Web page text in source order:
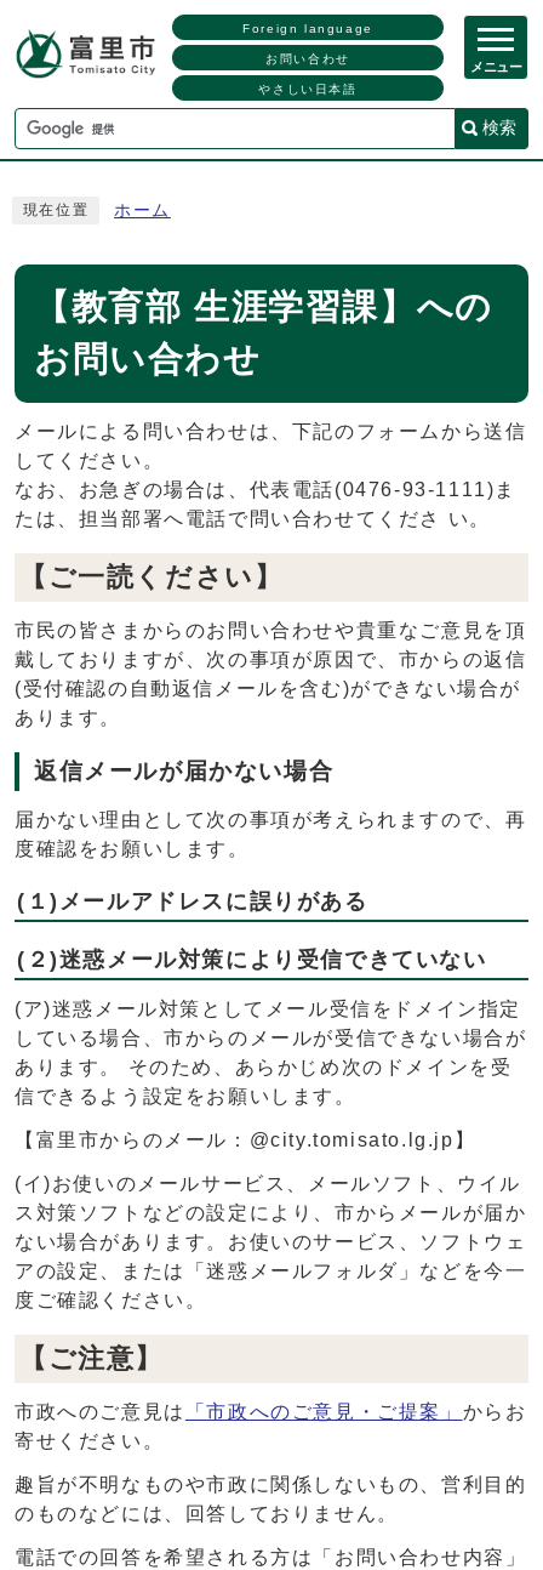
Foreign language
お問い合わせ
やさしい日本語
検索
メニュー
現在位置 ホーム
【教育部 生涯学習課】への
お問い合わせ
メールによる問い合わせは、下記のフォームから送信
してください。
なお、お急ぎの場合は、代表電話(0476-93-1111)ま
たは、担当部署へ電話で問い合わせてくださ い。
【ご一読ください】
市民の皆さまからのお問い合わせや貴重なご意見を頂
戴しておりますが、次の事項が原因で、市からの返信
(受付確認の自動返信メールを含む)ができない場合が
あります。
返信メールが届かない場合
届かない理由として次の事項が考えられますので、再
度確認をお願いします。
(１)メールアドレスに誤りがある
(２)迷惑メール対策により受信できていない
(ア)迷惑メール対策としてメール受信をドメイン指定
している場合、市からのメールが受信できない場合が
あります。 そのため、あらかじめ次のドメインを受
信できるよう設定をお願いします。
【富里市からのメール：@city.tomisato.lg.jp】
(イ)お使いのメールサービス、メールソフト、ウイル
ス対策ソフトなどの設定により、市からメールが届か
ない場合があります。お使いのサービス、ソフトウェ
アの設定、または「迷惑メールフォルダ」などを今一
度ご確認ください。
【ご注意】
市政へのご意見は 「市政へのご意見・ご提案」 からお
寄せください。
趣旨が不明なものや市政に関係しないもの、営利目的
のものなどには、回答しておりません。
電話での回答を希望される方は「お問い合わせ内容」